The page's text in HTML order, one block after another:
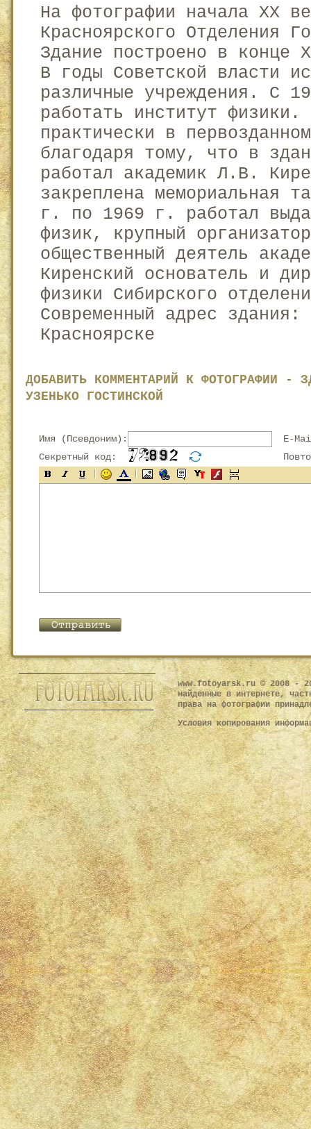
На фотографии начала XX
Красноярского Отделения
Здание построено в конце
В годы Советской власти
различные учреждения. С
работать институт физики.
практически в
благодаря тому, что в
работал академик Л.В.
закреплена мемориальная
г. по 1969 г. работал
физик, крупный
общественный деятель
Киренский основатель и
физики Сибирского
Современный адрес
Красноярске
ДОБАВИТЬ КОММЕНТАРИЙ К ФОТОГРАФИИ -
УЗЕНЬКО ГОСТИНСКОЙ
Имя (Псевдоним):
E-
Секретный код:
www.fotoyarsk.ru © 2008 -
найденные в интернете,
права на фотографии
Условия копирования